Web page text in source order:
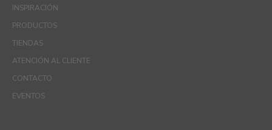
INSPIRACIÓN
PRODUCTOS
TIENDAS
ATENCIÓN AL CLIENTE
CONTACTO
EVENTOS